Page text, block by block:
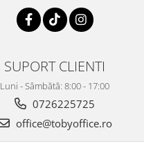
SUPORT CLIENTI
Luni - Sâmbătă: 8:00 - 17:00
0726225725
office@tobyoffice.ro